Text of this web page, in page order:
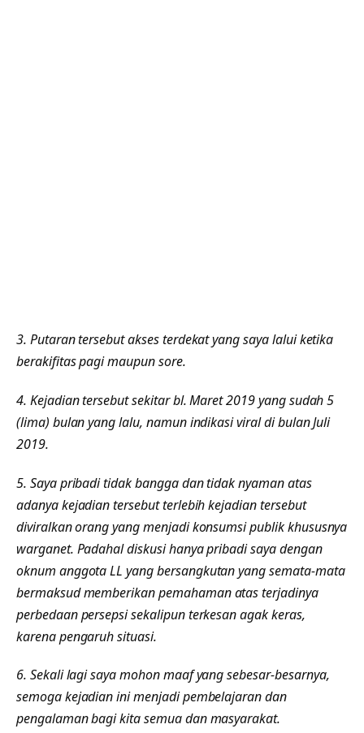
3. Putaran tersebut akses terdekat yang saya lalui ketika
berakifitas pagi maupun sore.
4. Kejadian tersebut sekitar bl. Maret 2019 yang sudah 5
(lima) bulan yang lalu, namun indikasi viral di bulan Juli
2019.
5. Saya pribadi tidak bangga dan tidak nyaman atas
adanya kejadian tersebut terlebih kejadian tersebut
diviralkan orang yang menjadi konsumsi publik khususnya
warganet. Padahal diskusi hanya pribadi saya dengan
oknum anggota LL yang bersangkutan yang semata-mata
bermaksud memberikan pemahaman atas terjadinya
perbedaan persepsi sekalipun terkesan agak keras,
karena pengaruh situasi.
6. Sekali lagi saya mohon maaf yang sebesar-besarnya,
semoga kejadian ini menjadi pembelajaran dan
pengalaman bagi kita semua dan masyarakat.